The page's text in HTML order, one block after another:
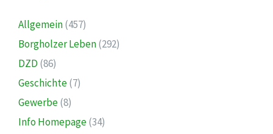
Allgemein(457)
Borgholzer Leben(292)
DZD (86)
Geschichte(7)
Gewerbe(8)
Info Homepage(34)